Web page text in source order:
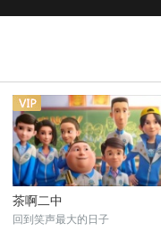
茶啊二中
回到笑声最大的日子